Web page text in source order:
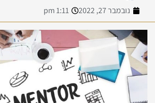
נובמבר 27, 2022 1:11 pm